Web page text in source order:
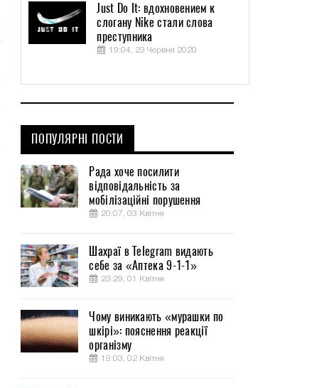
Just Do It: вдохновением к
слогану Nike стали слова
преступника
19:04, 23 Червня 2020
ПОПУЛЯРНІ ПОСТИ
Рада хоче посилити
відповідальність за
мобілізаційні порушення
20:07, 03 Квітня
Шахраї в Telegram видають
себе за «Аптека 9-1-1»
23:29, 01 Квітня
Чому виникають «мурашки по
шкірі»: пояснення реакції
організму
19:03, 02 Квітня